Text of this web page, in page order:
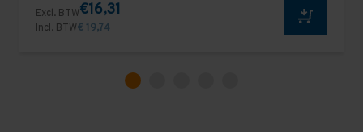
Excl. BTW€16,31
Incl. BTW€ 19,74